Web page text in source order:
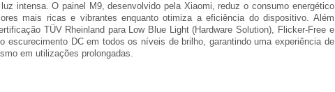
intensa. O painel M9, desenvolvido pela Xiaomi, reduz o consumo energético
mais ricas e vibrantes enquanto otimiza a eficiência do dispositivo. Além
TÜV Rheinland para Low Blue Light (Hardware Solution), Flicker-Free e
escurecimento DC em todos os níveis de brilho, garantindo uma experiência de
em utilizações prolongadas.